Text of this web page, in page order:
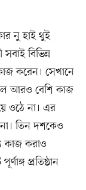
নু হাই থুই
বিভিন্ন
করেন। সেখানে
আরও বেশি কাজ
ওঠে না। এর
না। তিন দশকেও
কাজ করাও
প্রতিষ্ঠান